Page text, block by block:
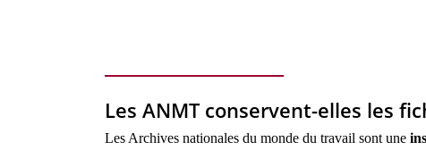
Les ANMT conservent-elles les fi
Les Archives nationales du monde du travail sont une